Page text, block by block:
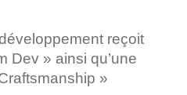
reçoit
Dev » ainsi qu’une
»